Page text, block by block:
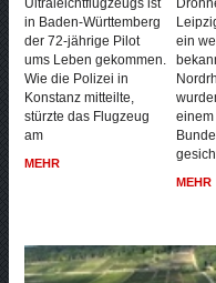
Ultraleichtflugzeugs ist
in Baden-Württemberg
der 72-jährige Pilot
ums Leben gekommen.
Wie die Polizei in
Konstanz mitteilte,
stürzte das Flugzeug
am
MEHR
ein
einem
MEHR